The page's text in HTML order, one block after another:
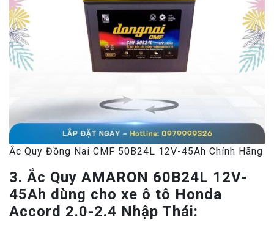
Ắc Quy Đồng Nai CMF 50B24L 12V-45Ah Chính Hãng
3. Ắc Quy AMARON 60B24L 12V-
45Ah dùng cho xe ô tô Honda
Accord 2.0-2.4 Nhập Thái: